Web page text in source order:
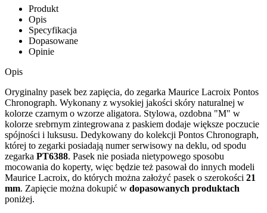
Produkt
Opis
Specyfikacja
Dopasowane
Opinie
Opis
Oryginalny pasek bez zapięcia, do zegarka Maurice Lacroix Pontos
Chronograph. Wykonany z wysokiej jakości skóry naturalnej w
kolorze czarnym o wzorze aligatora. Stylowa, ozdobna "M" w
kolorze srebrnym zintegrowana z paskiem dodaje większe poczucie
spójności i luksusu. Dedykowany do kolekcji Pontos Chronograph,
której to zegarki posiadają numer serwisowy na deklu, od spodu
zegarka PT6388. Pasek nie posiada nietypowego sposobu
mocowania do koperty, więc będzie też pasował do innych modeli
Maurice Lacroix, do których można założyć pasek o szerokości 21
mm. Zapięcie można dokupić w dopasowanych produktach
poniżej.